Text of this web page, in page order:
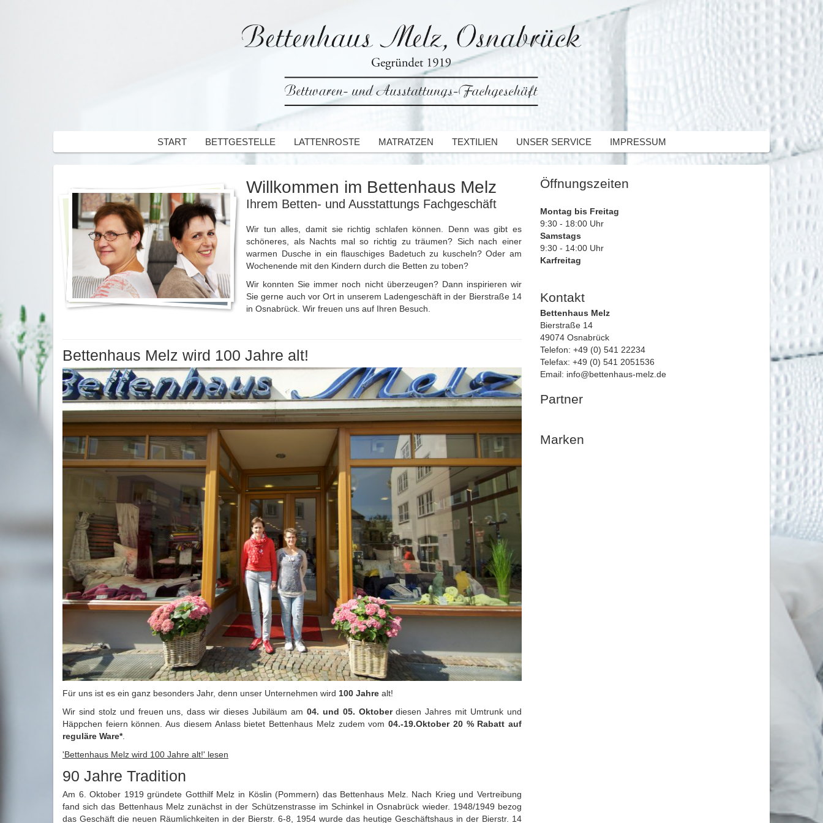
START BETTGESTELLE LATTENROSTE MATRATZEN TEXTILIEN UNSER SERVICE IMPRESSUM
Willkommen im Bettenhaus Melz
Ihrem Betten- und Ausstattungs Fachgeschäft
Wir tun alles, damit sie richtig schlafen können. Denn was gibt es
schöneres, als Nachts mal so richtig zu träumen? Sich nach einer
warmen Dusche in ein flauschiges Badetuch zu kuscheln? Oder am
Wochenende mit den Kindern durch die Betten zu toben?
Wir konnten Sie immer noch nicht überzeugen? Dann inspirieren wir
Sie gerne auch vor Ort in unserem Ladengeschäft in der Bierstraße 14
in Osnabrück. Wir freuen uns auf Ihren Besuch.
Bettenhaus Melz wird 100 Jahre alt!
Für uns ist es ein ganz besonders Jahr, denn unser Unternehmen wird 100 Jahre alt!
Wir sind stolz und freuen uns, dass wir dieses Jubiläum am 04. und 05. Oktoberdiesen Jahres mit Umtrunk und
Häppchen feiern können. Aus diesem Anlass bietet Bettenhaus Melz zudem vom04.-19.Oktober 20 % Rabatt auf
reguläre Ware*.
'Bettenhaus Melz wird 100 Jahre alt!' lesen
90 Jahre Tradition
Am 6. Oktober 1919 gründete Gotthilf Melz in Köslin (Pommern) das Bettenhaus Melz. Nach Krieg und Vertreibung
fand sich das Bettenhaus Melz zunächst in der Schützenstrasse im Schinkel in Osnabrück wieder. 1948/1949 bezog
das Geschäft die neuen Räumlichkeiten in der Bierstr. 6-8, 1954 wurde das heutige Geschäftshaus in der Bierstr. 14
Öffnungszeiten
Montag bis Freitag
9:30 - 18:00 Uhr
Samstags
9:30 - 14:00 Uhr
Karfreitag
Kontakt
Bettenhaus Melz
Bierstraße 14
49074 Osnabrück
Telefon: +49 (0) 541 22234
Telefax: +49 (0) 541 2051536
Email: info@bettenhaus-melz.de
Partner
Marken